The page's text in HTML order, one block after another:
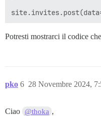
Potresti mostrarci il codice
pko 28 Novembre 2024,
6
Ciao @thoka ,